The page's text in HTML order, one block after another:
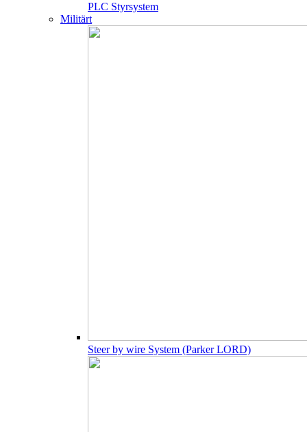
PLC Styrsystem
Militärt
Steer by wire System (Parker LORD)